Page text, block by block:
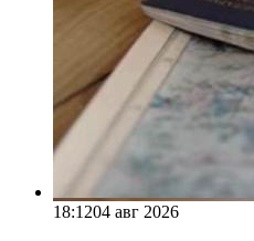
18:1204 авг 2026